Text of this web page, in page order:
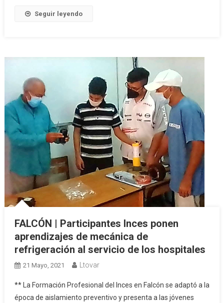
Seguir leyendo
FALCÓN | Participantes Inces ponen
aprendizajes de mecánica de
refrigeración al servicio de los hospitales
21 Mayo, 2021 Ltovar
** La Formación Profesional del Inces en Falcón se adaptó a la
época de aislamiento preventivo y presenta a las jóvenes